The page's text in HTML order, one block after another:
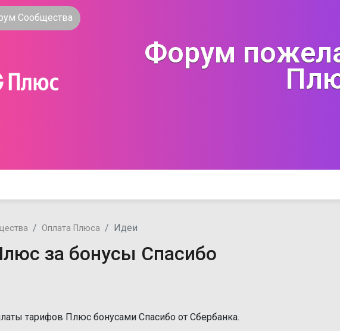
Сообщества
Форум
Оплата Плюса Идеи
за бонусы Спасибо
тарифов Плюс бонусами Спасибо от Сбербанка.